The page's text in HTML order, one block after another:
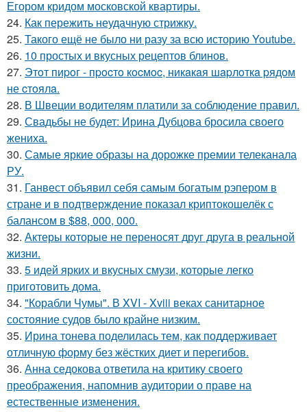
Егором кридом московской квартиры.
24. Как пережить неудачную стрижку.
25. Такого ещё не было ни разу за всю историю Youtube.
26. 10 простых и вкусных рецептов блинов.
27. Этoт пиpoг - пpocтo кocмoc, никaкaя шapлoткa pядoм
не cтoялa.
28. В Швеции водителям платили за соблюдение правил.
29. Свадьбы не будет: Ирина Дубцова бросила своего
жениха.
30. Самые яркие образы на дорожке премии телеканала
РУ.
31. Ганвест объявил себя самым богатым рэпером в
стране и в подтверждение показал криптокошелёк с
балансом в $88, 000, 000.
32. Актеры которые не переносят друг друга в реальной
жизни.
33. 5 идей ярких и вкусных смузи, которые легко
приготовить дома.
34. "Корабли Чумы". В XVI - Xviii веках санитарное
состояние судов было крайне низким.
35. Ирина тонева поделилась тем, как поддерживает
отличную форму без жёстких диет и перегибов.
36. Анна седокова ответила на критику своего
преображения, напомнив аудитории о праве на
естественные изменения.